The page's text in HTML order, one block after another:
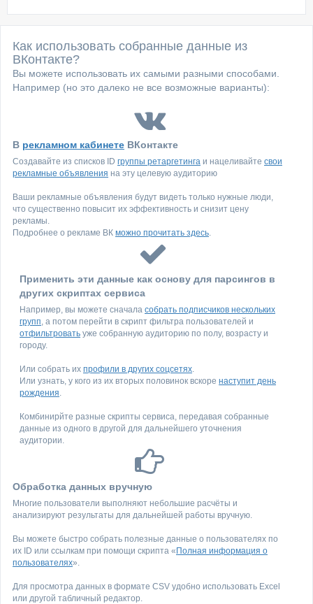
Как использовать собранные данные из
ВКонтакте?
Вы можете использовать их самыми разными способами.
Например (но это далеко не все возможные варианты):
В рекламном кабинете ВКонтакте
Создавайте из списков ID группы ретаргетинга и нацеливайте свои
рекламные объявления на эту целевую аудиторию
Ваши рекламные объявления будут видеть только нужные люди,
что существенно повысит их эффективность и снизит цену
рекламы.
Подробнее о рекламе ВК можно прочитать здесь.
Применить эти данные как основу для парсингов в
других скриптах сервиса
Например, вы можете сначала собрать подписчиков нескольких
групп, а потом перейти в скрипт фильтра пользователей и
отфильтровать уже собранную аудиторию по полу, возрасту и
городу.
Или собрать их профили в других соцсетях.
Или узнать, у кого из их вторых половинок вскоре наступит день
рождения.
Комбинирйте разные скрипты сервиса, передавая собранные
данные из одного в другой для дальнейшего уточнения
аудитории.
Обработка данных вручную
Многие пользователи выполняют небольшие расчёты и
анализируют результаты для дальнейшей работы вручную.
Вы можете быстро собрать полезные данные о пользователях по
их ID или ссылкам при помощи скрипта « Полная информация о
пользователях».
Для просмотра данных в формате CSV удобно использовать Excel
или другой табличный редактор.